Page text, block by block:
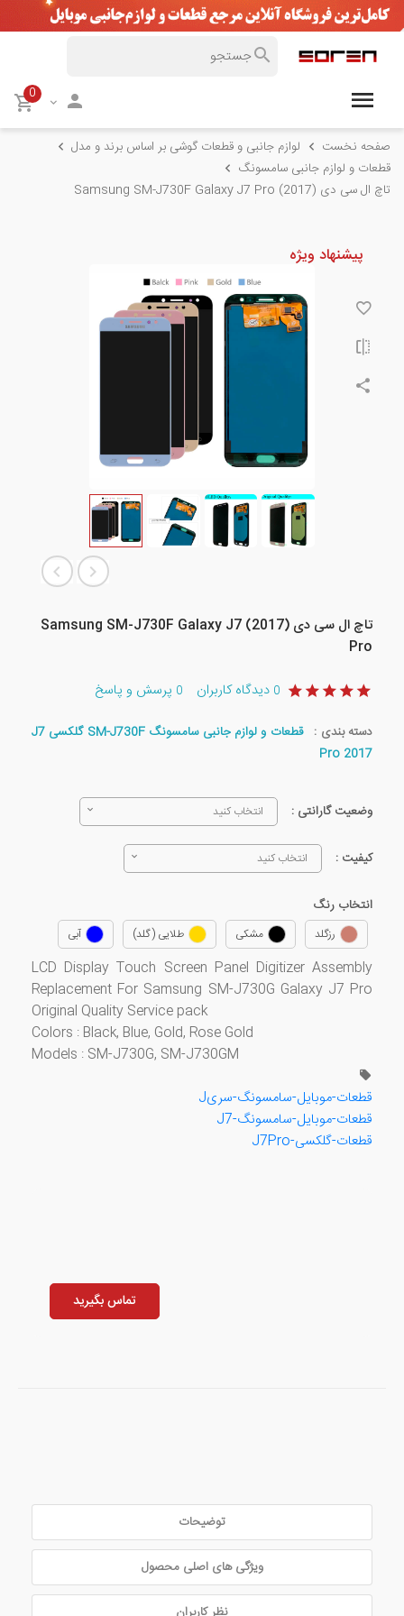
0
صفحه نخست
لوازم جانبی و قطعات گوشی بر اساس برند و مدل
قطعات و لوازم جانبی سامسونگ
تاچ ال سی دی (2017) Samsung SM-J730F Galaxy J7 Pro
پیشنهاد ویژه
تاچ ال سی دی (2017) Samsung SM-J730F Galaxy J7
Pro
0 دیدگاه کاربران 0 پرسش و پاسخ
دسته بندی :
قطعات و لوازم جانبی سامسونگ SM-J730F گلکسی J7
Pro 2017
وضعیت گارانتی : انتخاب کنید
کیفیت : انتخاب کنید
انتخاب رنگ
رزگلد مشکی طلایی (گلد) آبی
LCD Display Touch Screen Panel Digitizer Assembly
Replacement For Samsung SM-J730G Galaxy J7 Pro
Original Quality Service pack
Colors : Black, Blue, Gold, Rose Gold
Models : SM-J730G, SM-J730GM
قطعات-موبایل-سامسونگ-سریJ
قطعات-موبایل-سامسونگ-J7
قطعات-گلکسی-J7Pro
تماس بگیرید
توضیحات
ویژگی های اصلی محصول